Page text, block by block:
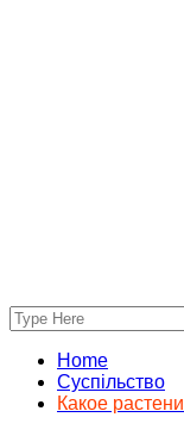
Home
Суспільство
Какое